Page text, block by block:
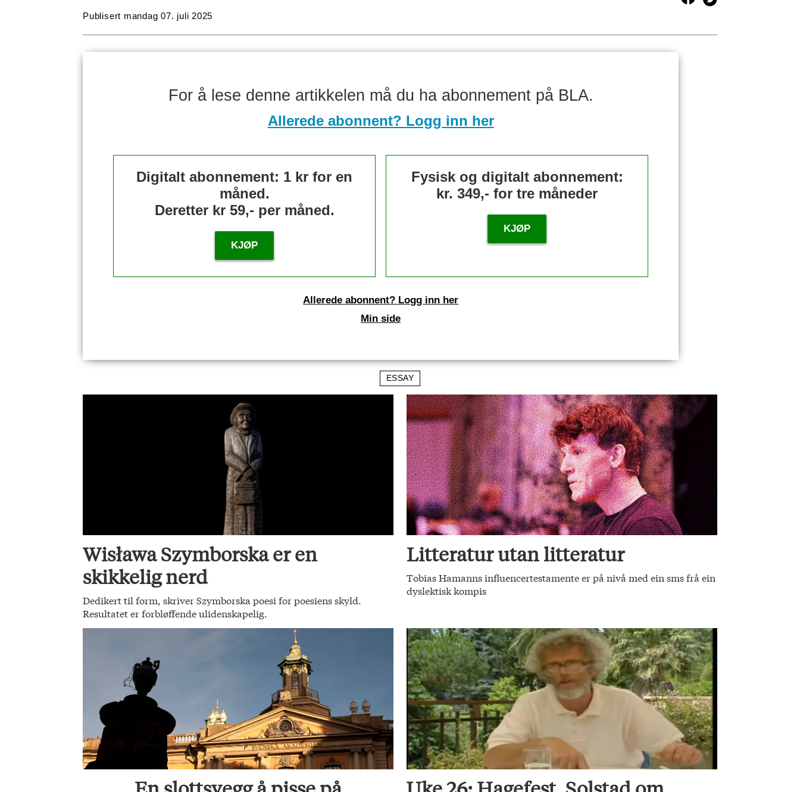
Publisert mandag 07. juli 2025
For å lese denne artikkelen må du ha abonnement på BLA.
Allerede abonnent? Logg inn her
Digitalt abonnement: 1 kr for en
måned.
Deretter kr 59,- per måned.
KJØP
Fysisk og digitalt abonnement:
kr. 349,- for tre måneder
KJØP
Allerede abonnent? Logg inn her
Min side
ESSAY
Wisława Szymborska er en
skikkelig nerd
Dedikert til form, skriver Szymborska poesi for poesiens skyld.
Resultatet er forbløffende ulidenskapelig.
Litteratur utan litteratur
Tobias Hamanns influencertestamente er på nivå med ein sms frå ein
dyslektisk kompis